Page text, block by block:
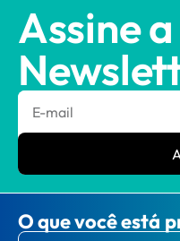
Assine
O que você está